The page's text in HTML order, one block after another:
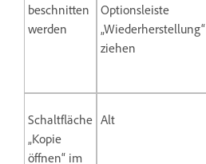
beschnitten
werden
Optionsleiste
„Wiederherstellung“
ziehen
Schaltfläche
„Kopie
öffnen“ im
Alt